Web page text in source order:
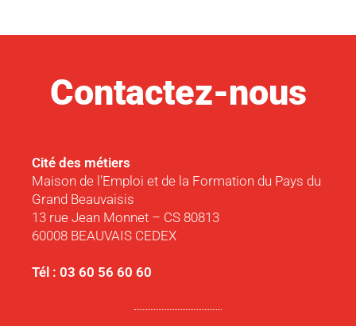
Contactez-nous
Cité des métiers
Maison de l’Emploi et de la Formation du Pays du
Grand Beauvaisis
13 rue Jean Monnet – CS 80813
60008 BEAUVAIS CEDEX
Tél : 03 60 56 60 60